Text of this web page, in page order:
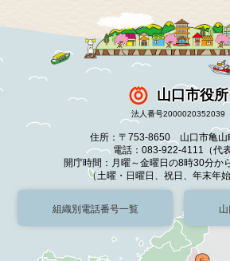
山口市役所
法人番号2000020352039
住所：〒753-8650 山口市亀山
電話：083-922-4111（代
開庁時間：月曜～金曜日の8時30分か
（土曜・日曜日、祝日、年末年
組織別電話番号一覧